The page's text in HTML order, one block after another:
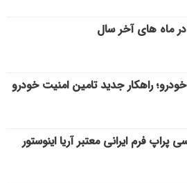
ماه های آخر سال
راهکار جدید تامین امنیت خودرو
پراپ فرم ایرانی معتبر آریا اینوستور